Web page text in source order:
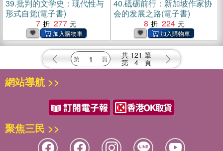
39.批判的文学史：现代性与
形式自觉(電子書)
7
277
40.砥砺前行：新加坡作家协
会的发展之路(電子書)
8
224
共 121 筆
第 4 頁
網站導航 >>
聚焦三民 >>